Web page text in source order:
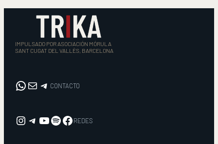
IMPULSADO POR ASOCIACIÓN MÓRULA
SANT CUGAT DEL VALLÈS, BARCELONA
WhatsApp Correo electrónico CONTACTO CONTACTO
Instagram REDES YouTube Spotify Facebook REDES